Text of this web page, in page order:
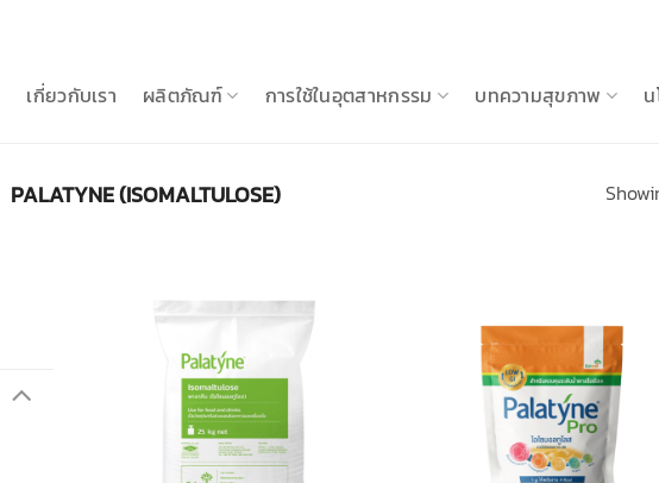
เกี่ยวกับเรา ผลิตภัณฑ์ การใช้ในอุตสาหกรรม บทความสุขภาพ
PALATYNE (ISOMALTULOSE)